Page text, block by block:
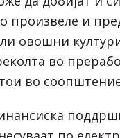
произвеле и
овошни
во
во